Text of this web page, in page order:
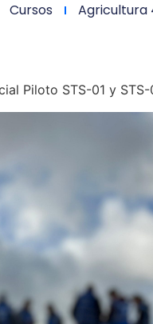
Cursos Agricultura
Piloto STS-01 y STS-